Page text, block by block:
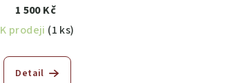
1 500 Kč
K prodeji (1 ks)
Detail